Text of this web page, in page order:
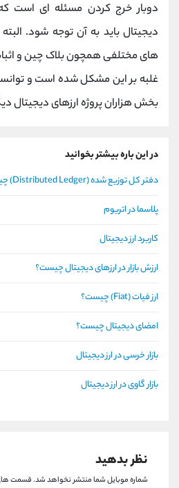
دوبار خرج کردن مسئله ای است
دیجیتال باید به آن توجه شود.
های مختلفی همچون بلاک چین و
غلبه بر این مشکل شده است و
بخش هزاران پروژه ارزهای دیجیتال
در این باره بیشتر بخوانید
دفتر کل توزیع شده (Distributed Ledger) چیست؟
پلاسما در اتریوم
کاربرد ارز دیجیتال
ارزش بازار در ارزهای دیجیتال چیست؟
ارز فیات (Fiat) چیست؟
امضای دیجیتال چیست؟
بازار خرسی در ارز دیجیتال
بازار گاوی در ارز دیجیتال
نظر بدهید
شماره موبایل شما منتشر نخواهد شد.قسمت های